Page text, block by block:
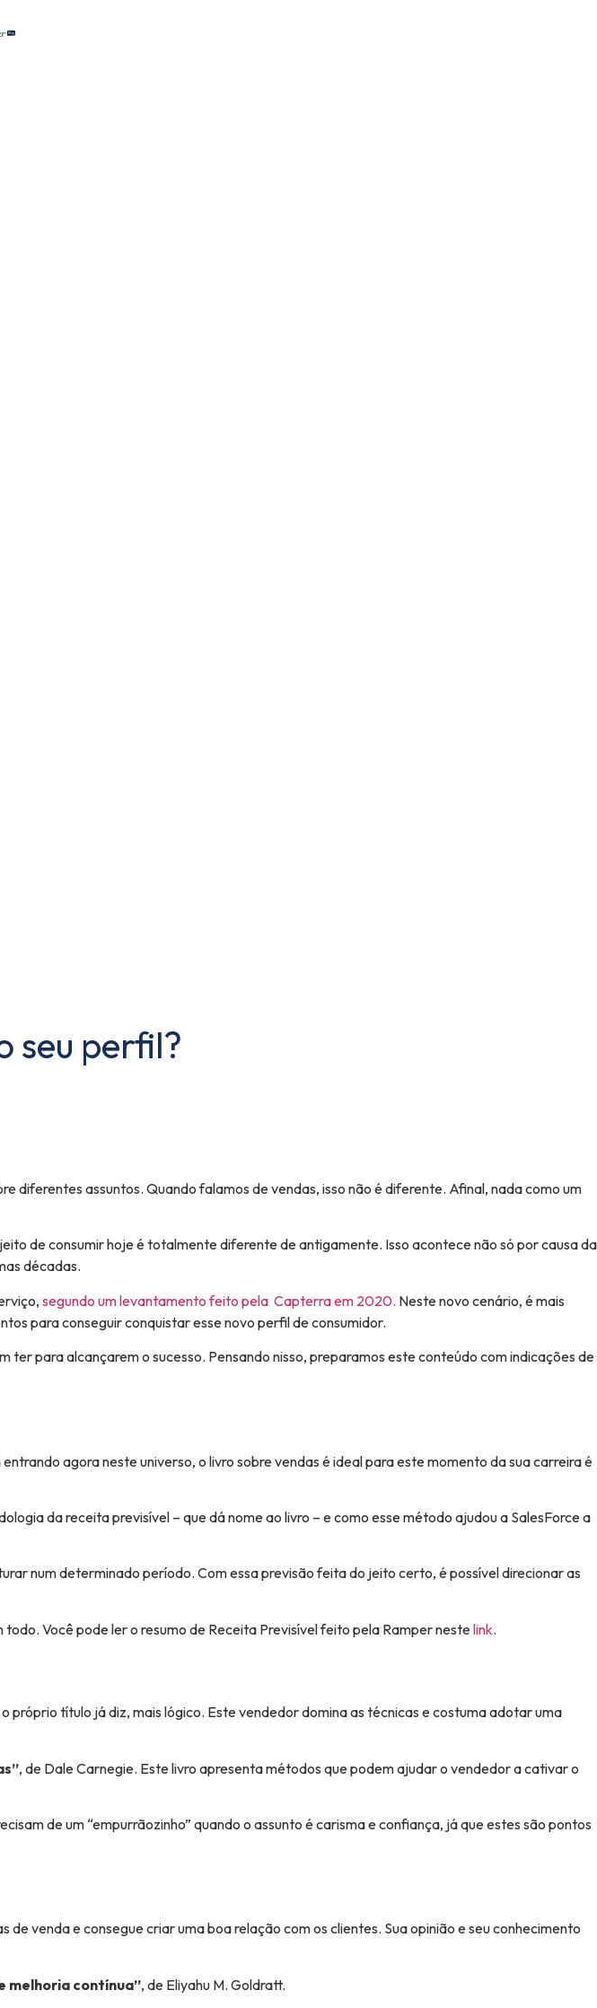
seu perfil?
diferentes assuntos. Quando falamos de vendas, isso não é diferente. Afinal, nada como um
de consumir hoje é totalmente diferente de antigamente. Isso acontece não só por causa da
décadas.
segundo um levantamento feito pela Capterra em 2020. Neste novo cenário, é mais
para conseguir conquistar esse novo perfil de consumidor.
para alcançarem o sucesso. Pensando nisso, preparamos este conteúdo com indicações de
agora neste universo, o livro sobre vendas é ideal para este momento da sua carreira é
da receita previsível – que dá nome ao livro – e como esse método ajudou a SalesForce a
num determinado período. Com essa previsão feita do jeito certo, é possível direcionar as
Você pode ler o resumo de Receita Previsível feito pela Ramper nestelink.
título já diz, mais lógico. Este vendedor domina as técnicas e costuma adotar uma
, de Dale Carnegie. Este livro apresenta métodos que podem ajudar o vendedor a cativar o
de um “empurrãozinho” quando o assunto é carisma e confiança, já que estes são pontos
venda e consegue criar uma boa relação com os clientes. Sua opinião e seu conhecimento
melhoria contínua”, de Eliyahu M. Goldratt.